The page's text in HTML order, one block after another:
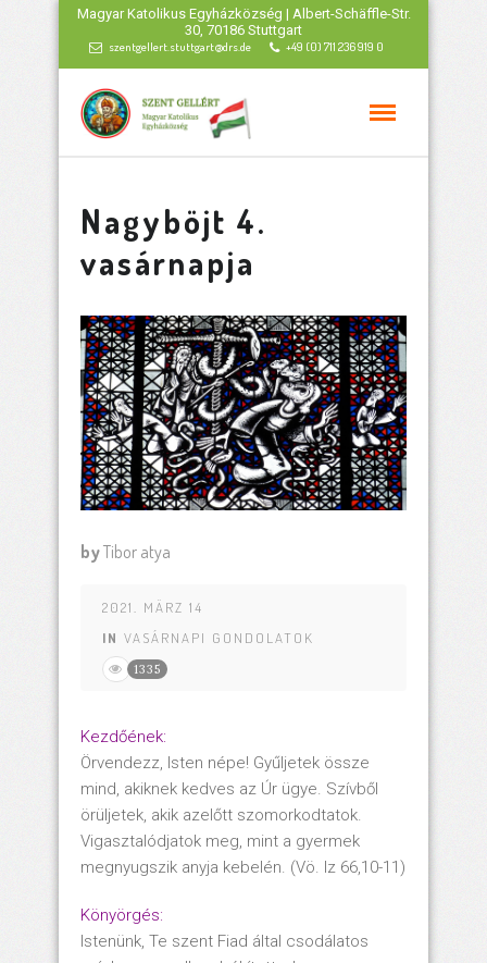
Magyar Katolikus Egyházközség | Albert-Schäffle-Str.
30, 70186 Stuttgart
szentgellert.stuttgart@drs.de +49 (0) 711 236 919 0
Nagyböjt 4.
vasárnapja
byTibor atya
2021. MÄRZ 14
IN VASÁRNAPI GONDOLATOK
1335
Kezdőének:
Örvendezz, Isten népe! Gyűljetek össze
mind, akiknek kedves az Úr ügye. Szívből
örüljetek, akik azelőtt szomorkodtatok.
Vigasztalódjatok meg, mint a gyermek
megnyugszik anyja kebelén. (Vö. Iz 66,10-11)
Könyörgés:
Istenünk, Te szent Fiad által csodálatos